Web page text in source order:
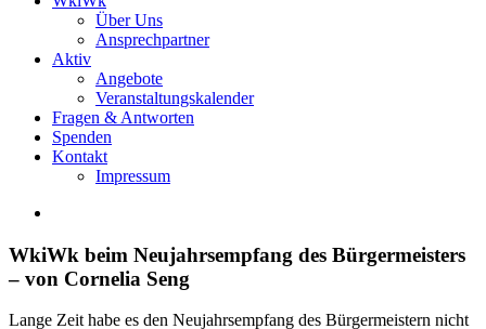
Über Uns
Ansprechpartner
Aktiv
Angebote
Veranstaltungskalender
Fragen & Antworten
Spenden
Kontakt
Impressum
Bild
WkiWk beim Neujahrsempfang des Bürgermeisters
– von Cornelia Seng
Lange Zeit habe es den Neujahrsempfang des Bürgermeistern nicht